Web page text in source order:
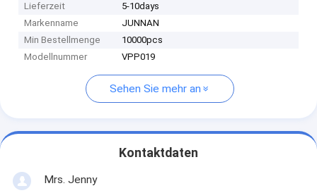
Lieferzeit
5-10days
Markenname
JUNNAN
Min Bestellmenge
10000pcs
Modellnummer
VPP019
Sehen Sie mehr an
Kontaktdaten
Mrs. Jenny